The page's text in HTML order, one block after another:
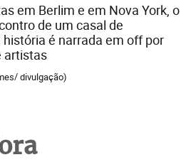
em Berlim e em Nova York, o
de um casal de
é narrada em off por
artistas
divulgação)